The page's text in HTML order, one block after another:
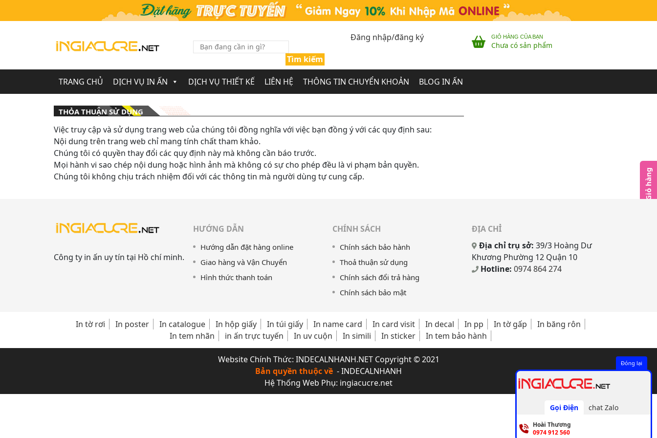
Tìm kiếm
Đăng nhập/đăng ký GIỎ HÀNG CỦA BẠN
Chưa có sản phẩm
TRANG CHỦ DỊCH VỤ IN ẤN DỊCH VỤ THIẾT KẾ LIÊN HỆ THÔNG TIN CHUYỂN KHOẢN BLOG IN ẤN
THỎA THUẬN SỬ DỤNG
Việc truy cập và sử dụng trang web của chúng tôi đồng nghĩa với việc bạn đồng ý với các quy định sau:
Nội dung trên trang web chỉ mang tính chất tham khảo.
Chúng tôi có quyền thay đổi các quy định này mà không cần báo trước.
Mọi hành vi sao chép nội dung hoặc hình ảnh mà không có sự cho phép đều là vi phạm bản quyền.
Chúng tôi không chịu trách nhiệm đối với các thông tin mà người dùng tự cung cấp.
Công ty in ấn uy tín tại Hồ chí minh.
HƯỚNG DẪN
Hướng dẫn đặt hàng online
Giao hàng và Vận Chuyển
Hình thức thanh toán
CHÍNH SÁCH
Chính sách bảo hành
Thoả thuận sử dụng
Chính sách đổi trả hàng
Chính sách bảo mật
ĐỊA CHỈ
Địa chỉ trụ sở: 39/3 Hoàng Dư
Khương Phường 12 Quận 10
Hotline: 0974 864 274
In tờ rơi In poster In catalogue In hộp giấy In túi giấy In name card In card visit In decal In pp In tờ gấp
In băng rôn
In tem nhãn
in ấn trực tuyến In uv cuộn In simili In sticker In tem bảo hành
Website Chính Thức: INDECALNHANH.NETCopyright © 2021
Bản quyền thuộc về - INDECALNHANH
Hệ Thống Web Phụ: ingiacucre.net
Đóng lại
Gọi Điện chat Zalo
Hoài Thương
0974 912 560
Giỏ hàng